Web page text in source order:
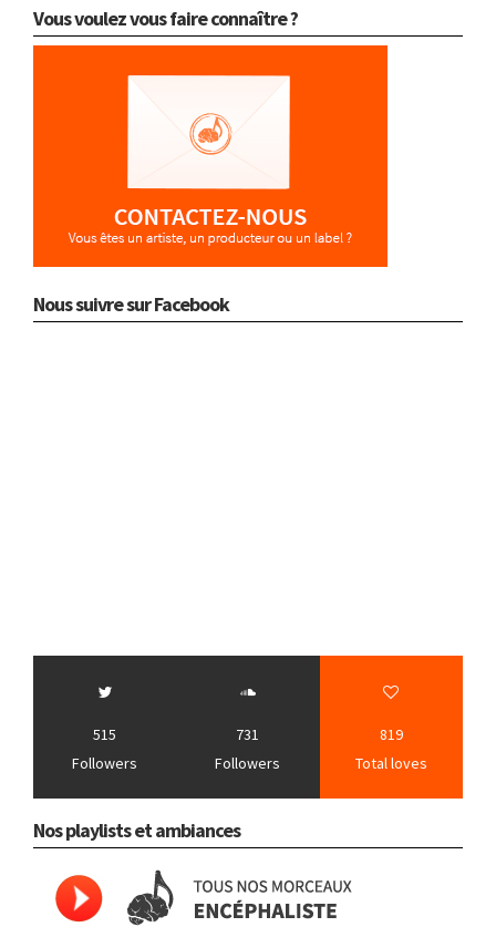
Vous voulez vous faire connaître ?
Nous suivre sur Facebook
515
Followers
731
Followers
819
Total loves
Nos playlists et ambiances